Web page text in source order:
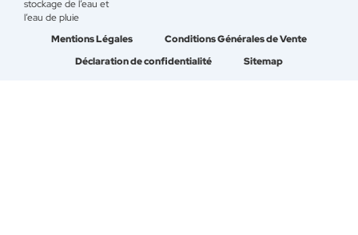
stockage de l’eau et
l’eau de pluie
Mentions Légales
Conditions Générales de Vente
Déclaration de confidentialité
Sitemap